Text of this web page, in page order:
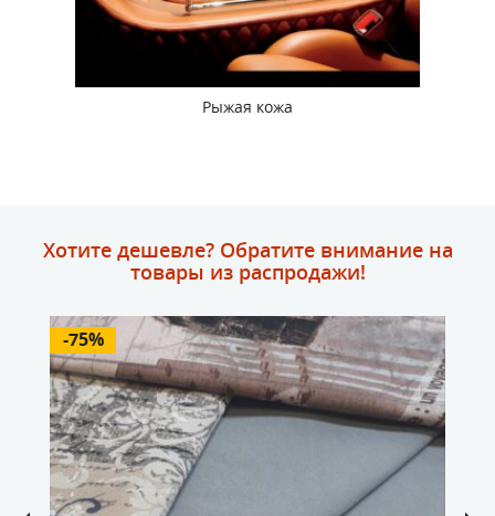
Рыжая кожа
Хотите дешевле? Обратите внимание на
товары из распродажи!
-75%